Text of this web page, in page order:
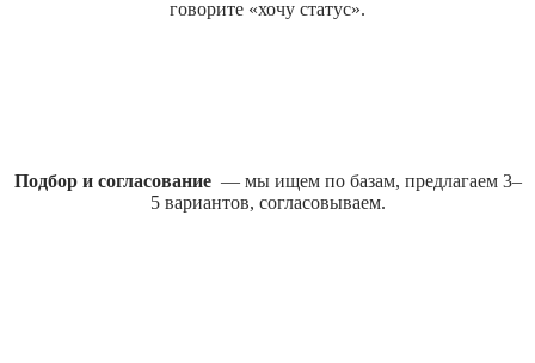
говорите «хочу статус».
Подбор и согласование — мы ищем по базам, предлагаем 3–
5 вариантов, согласовываем.